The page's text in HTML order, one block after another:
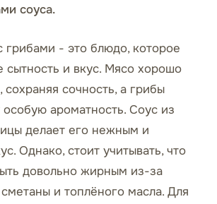
соуса.
грибами - это блюдо, которое
сытность и вкус. Мясо хорошо
сохраняя сочность, а грибы
ароматность. Соус из
делает его нежным и
Однако, стоит учитывать, что
довольно жирным из-за
и топлёного масла. Для